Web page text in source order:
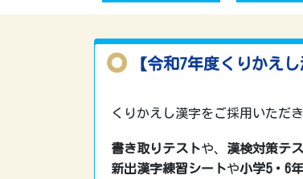
【令和7年度くりかえ
くりかえし漢字をご採用いただ
書き取りテストや、 漢検対策テス
新出漢字練習シートや小学5・6